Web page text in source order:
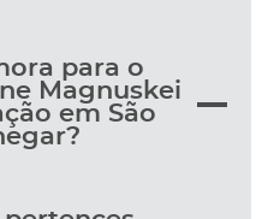
para o
Magnuskei
em São